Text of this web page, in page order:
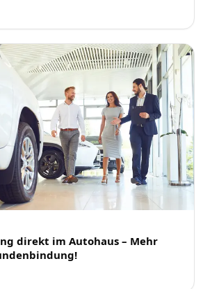
direkt im Autohaus – Mehr